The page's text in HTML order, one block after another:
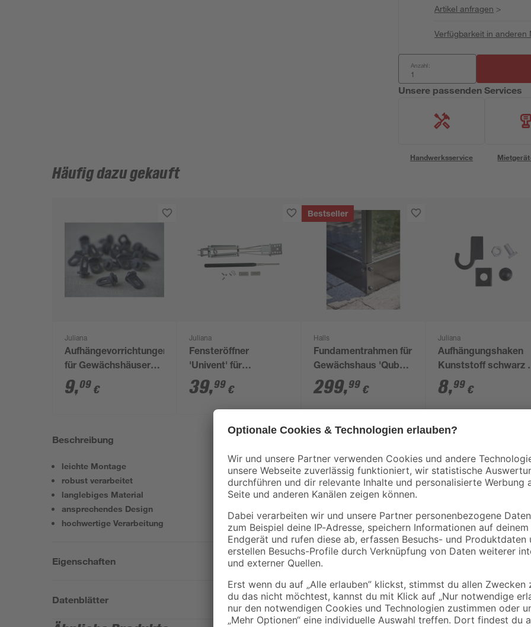
Artikel anfragen >
Verfügbarkeit in anderen
Anzahl:
Unsere passenden Services
Handwerksservice
Häufig dazu gekauft
Juliana
Aufhängevorrichtungen
für Gewächshäuser
schwarz 20 Stück
9,09 €
Juliana
Fensteröffner
'Univent' für
Gewächshäuser
39,99 €
Bestseller
Halls
Fundamentrahmen für
Gewächshaus 'Qube
610' 6,4 m²
299,99 €
Juliana
Aufhängungshaken
Kunststoff schwarz 4
Stück
8,99 €
Beschreibung
leichte Montage
robust verarbeitet
langlebiges Material
ansprechendes Design
hochwertige Verarbeitung
Eigenschaften
Datenblätter